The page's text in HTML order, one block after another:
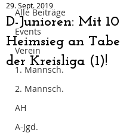
Alle Beiträge
Events
Verein
1. Mannsch.
2. Mannsch.
AH
A-Jgd.
D-Junioren: Mit
Heimsieg an
der Kreisliga (1)!
29. Sept. 2019